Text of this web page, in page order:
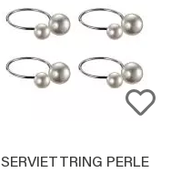
SERVIETTRING PERLE